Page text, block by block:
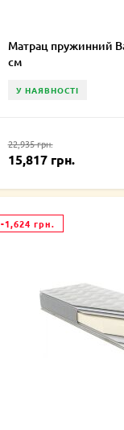
Матрац пружинний
см
У НАЯВНОСТІ
22,935 грн.
15,817 грн.
-1,624 грн.